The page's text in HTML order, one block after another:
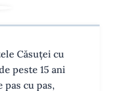
Căsuței cu
peste 15 ani
cu pas,